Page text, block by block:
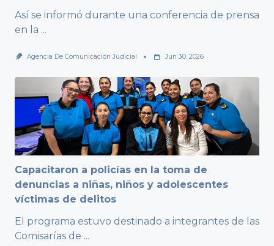
Así se informó durante una conferencia de prensa
en la ...
Agencia De Comunicación Judicial Jun 30, 2026
Capacitaron a policías en la toma de
denuncias a niñas, niños y adolescentes
víctimas de delitos
El programa estuvo destinado a integrantes de las
Comisarías de ...